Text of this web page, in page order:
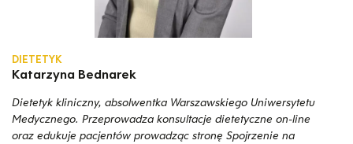
DIETETYK
Katarzyna Bednarek
Dietetyk kliniczny, absolwentka Warszawskiego Uniwersytetu
Medycznego. Przeprowadza konsultacje dietetyczne on-line
oraz edukuje pacjentów prowadząc stronę Spojrzenie na